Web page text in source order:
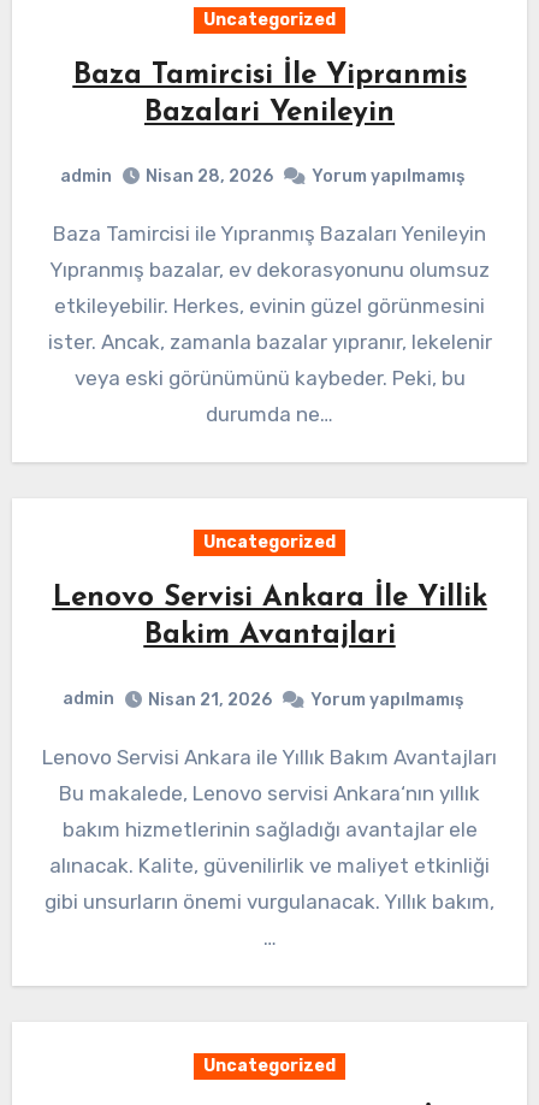
Uncategorized
Baza Tamircisi İle Yipranmis
Bazalari Yenileyin
admin Nisan 28, 2026 Yorum yapılmamış
Baza Tamircisi ile Yıpranmış Bazaları Yenileyin
Yıpranmış bazalar, ev dekorasyonunu olumsuz
etkileyebilir. Herkes, evinin güzel görünmesini
ister. Ancak, zamanla bazalar yıpranır, lekelenir
veya eski görünümünü kaybeder. Peki, bu
durumda ne…
Uncategorized
Lenovo Servisi Ankara İle Yillik
Bakim Avantajlari
admin Nisan 21, 2026 Yorum yapılmamış
Lenovo Servisi Ankara ile Yıllık Bakım Avantajları
Bu makalede, Lenovo servisi Ankara‘nın yıllık
bakım hizmetlerinin sağladığı avantajlar ele
alınacak. Kalite, güvenilirlik ve maliyet etkinliği
gibi unsurların önemi vurgulanacak. Yıllık bakım,
…
Uncategorized